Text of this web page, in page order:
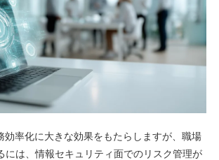
効率化に大きな効果をもたらしますが、職場
には、情報セキュリティ面でのリスク管理が